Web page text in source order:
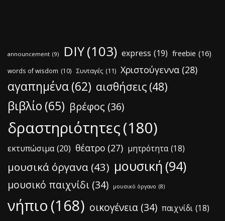
announcement (9) DIY(103) express (19) freebie (16)
words of wisdom (10) Συνταγές (11) Χριστούγεννα (28)
αγαπημένα(62) αισθήσεις (48)
βιβλίο (65) βρέφος (36)
δραστηριότητες(180)
εκτυπώσιμα (20) θέατρο (27) μητρότητα (18)
μουσικά όργανα (43) μουσική (94)
μουσικό παιχνίδι (34) μουσικό όργανο (8)
νήπιο (168) οικογένεια (34) παιχνίδι (18)